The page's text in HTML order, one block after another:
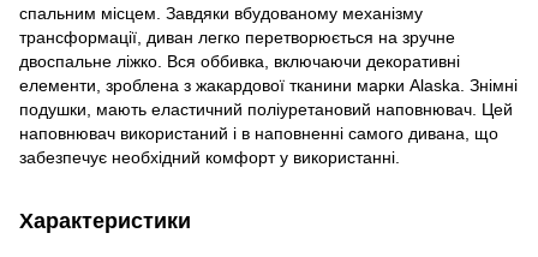
спальним місцем. Завдяки вбудованому механізму
трансформації, диван легко перетворюється на зручне
двоспальне ліжко. Вся оббивка, включаючи декоративні
елементи, зроблена з жакардової тканини марки Alaska. Знімні
подушки, мають еластичний поліуретановий наповнювач. Цей
наповнювач використаний і в наповненні самого дивана, що
забезпечує необхідний комфорт у використанні.
Характеристики